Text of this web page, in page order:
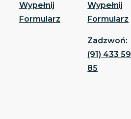
Wypełnij
Formularz
Wypełnij
Formularz
Zadzwoń:
(91) 433 59
85